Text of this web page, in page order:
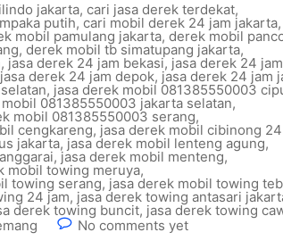
jakarta, cari jasa derek terdekat,
putih,cari mobil derek 24 jam jakarta,
mobil pamulang jakarta, derek mobil
, derek mobil tb simatupang jakarta,
, jasa derek 24 jam bekasi, jasa derek 24
jasa derek 24 jam depok, jasa derek 24 jam
, jasa derek mobil 081385550003
081385550003 jakarta selatan,
mobil 081385550003 serang,
cengkareng, jasa derek mobil cibinong
jakarta, jasa derek mobil lenteng agung,
, jasa derek mobil menteng,
mobil towing meruya,
towing serang, jasa derek mobil towing
24 jam, jasa derek towing antasari
derek towing buncit, jasa derek towing
No comments yet